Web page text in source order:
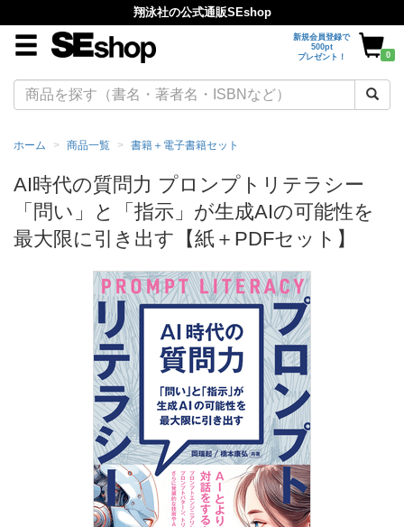
翔泳社の公式通販SEshop
新規会員登録で
500pt
プレゼント！
0
ホーム 商品一覧 書籍＋電子書籍セット
AI時代の質問力 プロンプトリテラシー
「問い」と「指示」が生成AIの可能性を
最大限に引き出す【紙＋PDFセット】